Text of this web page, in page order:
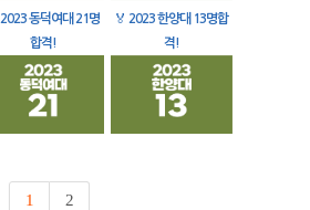
2023 동덕여대 21명
합격!
🏅 2023 한양대 13명합
격!
1 2